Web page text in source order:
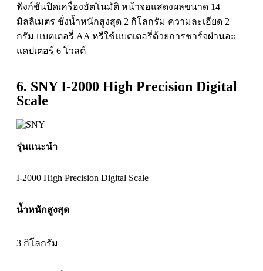
ฟังก์ชันปิดเครื่องอัตโนมัติ หน้าจอแสดงผลขนาด 14
มิลลิเมตร ชั่งน้ำหนักสูงสุด 2 กิโลกรัม ความละเอียด 2
กรัม แบตเตอรี่ AA หรืใช้แบตเตอรี่ด้วยการชาร์จผ่านอะ
แดปเตอร์ 6 โวลต์
6. SNY I-2000 High Precision Digital
Scale
รุ่นแนะนำ
I-2000 High Precision Digital Scale
น้ำหนักสูงสุด
3 กิโลกรัม